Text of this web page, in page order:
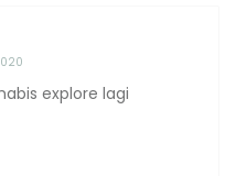
explore lagi